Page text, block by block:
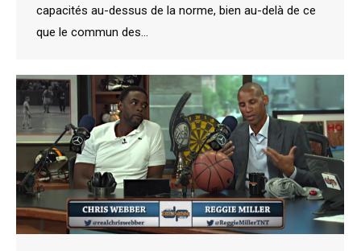
capacités au-dessus de la norme, bien au-delà de ce
que le commun des…